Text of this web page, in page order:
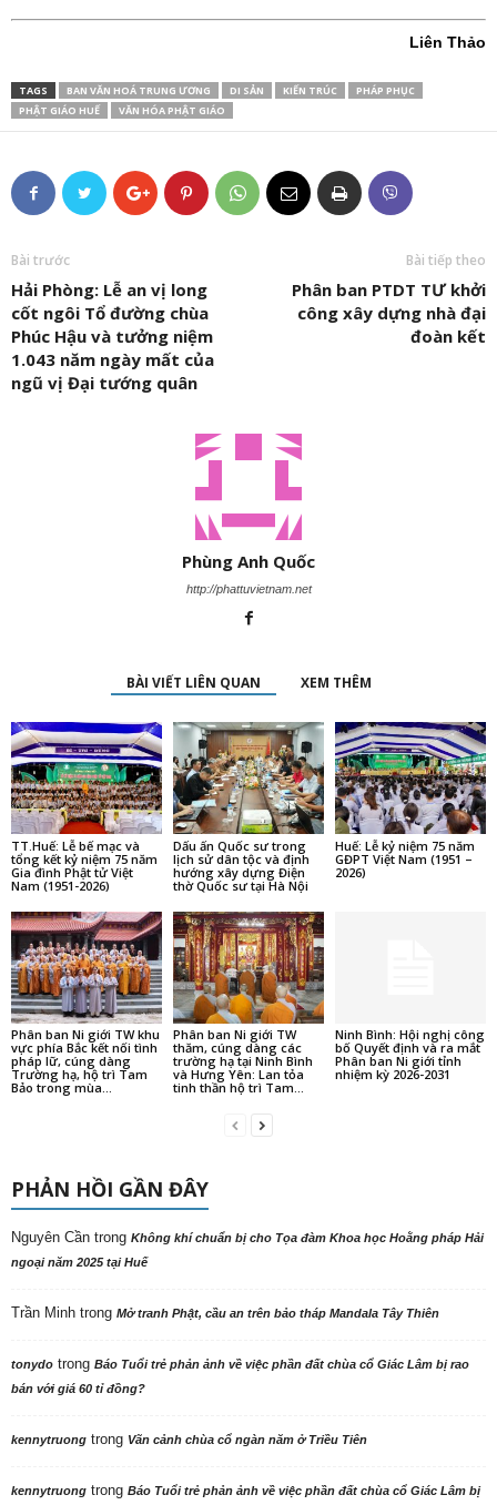
Liên Thảo
TAGS BAN VĂN HOÁ TRUNG ƯƠNG DI SẢN KIẾN TRÚC
PHÁP PHỤC
PHẬT GIÁO HUẾ
VĂN HÓA PHẬT GIÁO
Bài trước
Hải Phòng: Lễ an vị long
cốt ngôi Tổ đường chùa
Phúc Hậu và tưởng niệm
1.043 năm ngày mất của
ngũ vị Đại tướng quân
Bài tiếp theo
Phân ban PTDT TƯ khởi
công xây dựng nhà đại
đoàn kết
Phùng Anh Quốc
http://phattuvietnam.net
BÀI VIẾT LIÊN QUAN XEM THÊM
TT.Huế: Lễ bế mạc và
tổng kết kỷ niệm 75 năm
Gia đình Phật tử Việt
Nam (1951-2026)
Dấu ấn Quốc sư trong
lịch sử dân tộc và định
hướng xây dựng Điện
thờ Quốc sư tại Hà Nội
Huế: Lễ kỷ niệm 75 năm
GĐPT Việt Nam (1951 –
2026)
Phân ban Ni giới TW khu
vực phía Bắc kết nối tình
pháp lữ, cúng dàng
Trường hạ, hộ trì Tam
Bảo trong mùa...
Phân ban Ni giới TW
thăm, cúng dàng các
trường hạ tại Ninh Bình
và Hưng Yên: Lan tỏa
tinh thần hộ trì Tam...
Ninh Bình: Hội nghị công
bố Quyết định và ra mắt
Phân ban Ni giới tỉnh
nhiệm kỳ 2026-2031
PHẢN HỒI GẦN ĐÂY
Nguyên Cần trong Không khí chuẩn bị cho Tọa đàm Khoa học Hoằng pháp Hải
ngoại năm 2025 tại Huế
Trần Minh trong Mở tranh Phật, cầu an trên bảo tháp Mandala Tây Thiên
tonydo trong Báo Tuổi trẻ phản ảnh về việc phần đất chùa cổ Giác Lâm bị rao
bán với giá 60 tỉ đồng?
kennytruong trong Vãn cảnh chùa cổ ngàn năm ở Triều Tiên
kennytruong trong Báo Tuổi trẻ phản ảnh về việc phần đất chùa cổ Giác Lâm bị